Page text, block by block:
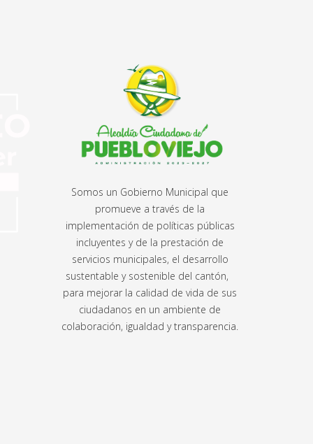
Somos un Gobierno Municipal que
promueve a través de la
implementación de políticas públicas
incluyentes y de la prestación de
servicios municipales, el desarrollo
sustentable y sostenible del cantón,
para mejorar la calidad de vida de sus
ciudadanos en un ambiente de
colaboración, igualdad y transparencia.